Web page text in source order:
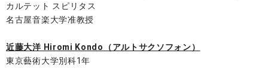
​カルテット スピリタス
名古屋音楽大学准教授
近藤大洋 Hiromi Kondo（アルトサクソフォン）
​東京藝術大学別科1年